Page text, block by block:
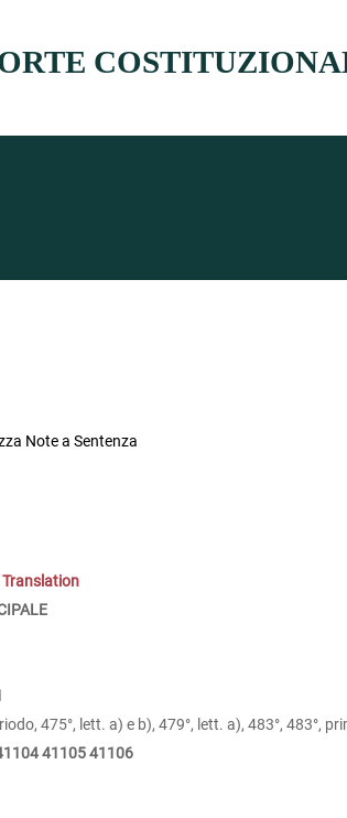
Translation
475°, lett. a) e b), 479°, lett. a), 483°, 483°,
4110541106